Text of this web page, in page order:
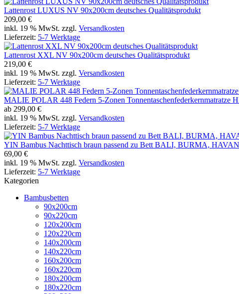
Lattenrost LUXUS NV 90x200cm deutsches Qualitätsprodukt
209,00 €
inkl. 19 % MwSt. zzgl. Versandkosten
Lieferzeit: 5-7 Werktage
Lattenrost XXL NV 90x200cm deutsches Qualitätsprodukt
219,00 €
inkl. 19 % MwSt. zzgl. Versandkosten
Lieferzeit: 5-7 Werktage
MALIE POLAR 448 Federn 5-Zonen Tonnentaschenfederkernmatratze
ab 299,00 €
inkl. 19 % MwSt. zzgl. Versandkosten
Lieferzeit: 5-7 Werktage
YIN Bambus Nachttisch braun passend zu Bett BALI, BURMA,
69,00 €
inkl. 19 % MwSt. zzgl. Versandkosten
Lieferzeit: 5-7 Werktage
Kategorien
Bambusbetten
90x200cm
90x220cm
120x200cm
120x220cm
140x200cm
140x220cm
160x200cm
160x220cm
180x200cm
180x220cm